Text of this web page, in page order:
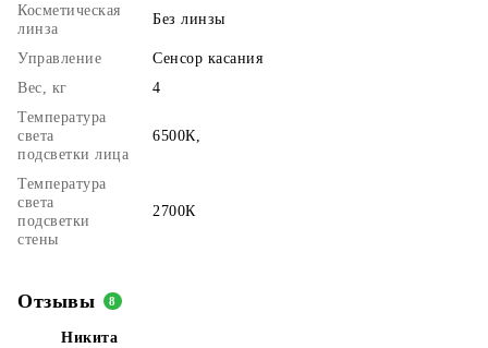
Косметическая
линза
Без линзы
Управление
Сенсор касания
Вес, кг
4
Температура
света
подсветки лица
6500К,
Температура
света
подсветки
стены
2700К
Отзывы 8
Никита